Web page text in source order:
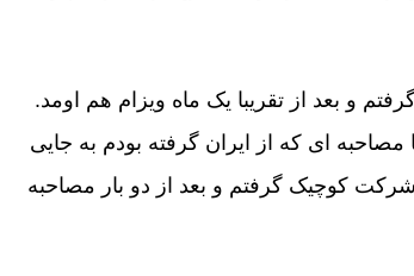
و بعد از تقریبا یک ماه ویزام هم اومد.
ای که از ایران گرفته بودم به جایی
کوچیک گرفتم و بعد از دو بار مصاحبه